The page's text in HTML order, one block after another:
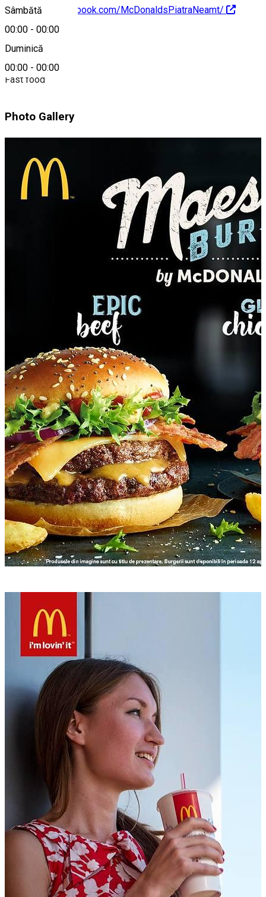
Sâmbătă
00:00 - 00:00
Duminică
00:00 - 00:00
https://www.facebook.com/McDonaldsPiatraNeamt/
Despre
Fast food
Photo Gallery